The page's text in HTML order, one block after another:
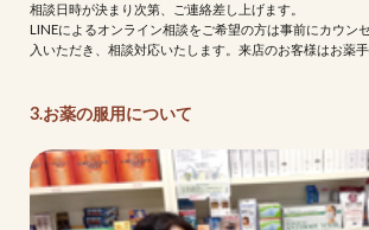
相談日時が決まり次第、ご連絡差し上げます。
LINEによるオンライン相談をご希望の方は事前にカウン
入いただき、相談対応いたします。来店のお客様はお薬
3.お薬の服用について